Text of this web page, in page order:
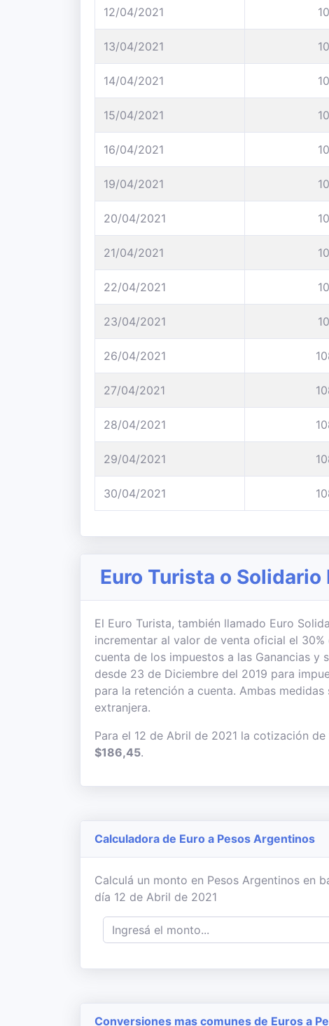
12/04/2021
13/04/2021
14/04/2021
15/04/2021
16/04/2021
19/04/2021
20/04/2021
21/04/2021
22/04/2021
23/04/2021
26/04/2021
27/04/2021
28/04/2021
29/04/2021
30/04/2021
Euro Turista o Solidario
El Euro Turista, también llamado Euro
incrementar al valor de venta oficial el
cuenta de los impuestos a las Ganancias y
desde 23 de Diciembre del 2019 para
para la retención a cuenta. Ambas
extranjera.
Para el 12 de Abril de 2021 la cotización
$186,45.
Calculadora de Euro a Pesos Argentinos
Calculá un monto en Pesos Argentinos en
día 12 de Abril de 2021
Conversiones mas comunes de Euros a